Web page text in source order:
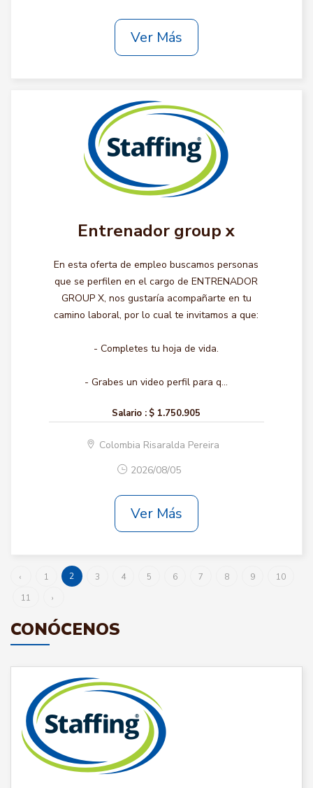
Ver Más
Entrenador group x
En esta oferta de empleo buscamos personas
que se perfilen en el cargo de ENTRENADOR
GROUP X, nos gustaría acompañarte en tu
camino laboral, por lo cual te invitamos a que:
- Completes tu hoja de vida.
- Grabes un video perfil para q...
Salario : $ 1.750.905
Colombia Risaralda Pereira
2026/08/05
Ver Más
‹ 1 2 3 4 5 6 7 8 9
10
11
›
CONÓCENOS